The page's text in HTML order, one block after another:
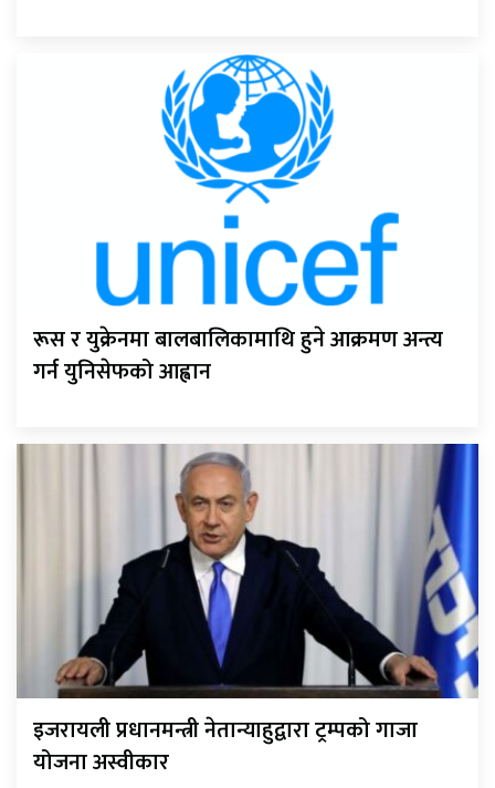
रूस र युक्रेनमा बालबालिकामाथि हुने आक्रमण अन्त्य
गर्न युनिसेफको आह्वान
इजरायली प्रधानमन्त्री नेतान्याहुद्वारा ट्रम्पको गाजा
योजना अस्वीकार